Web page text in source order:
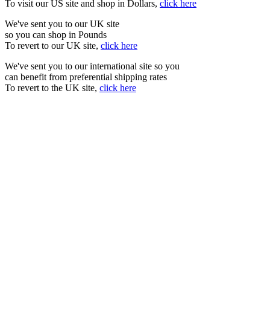
To visit our US site and shop in Dollars, click here
We've sent you to our UK site
so you can shop in Pounds
To revert to our UK site, click here
We've sent you to our international site so you
can benefit from preferential shipping rates
To revert to the UK site, click here